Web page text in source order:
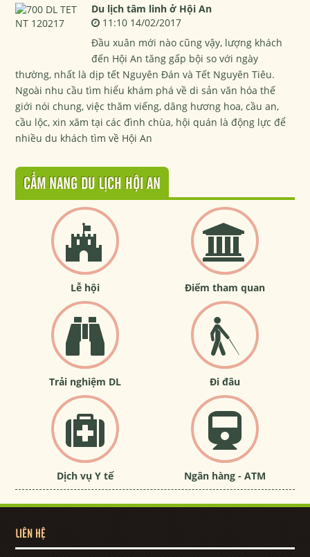
Du lịch tâm linh ở Hội An
11:10 14/02/2017
Đầu xuân mới nào cũng vậy, lượng khách
đến Hội An tăng gấp bội so với ngày
thường, nhất là dịp tết Nguyên Đán và Tết Nguyên Tiêu.
Ngoài nhu cầu tìm hiểu khám phá về di sản văn hóa thế
giới nói chung, việc thăm viếng, dâng hương hoa, cầu an,
cầu lộc, xin xăm tại các đình chùa, hội quán là động lực để
nhiều du khách tìm về Hội An
CẨM NANG DU LỊCH HỘI AN
Lễ hội Điểm tham quan
Trải nghiệm DL Đi đâu
Dịch vụ Y tế Ngân hàng - ATM
LIÊN HỆ